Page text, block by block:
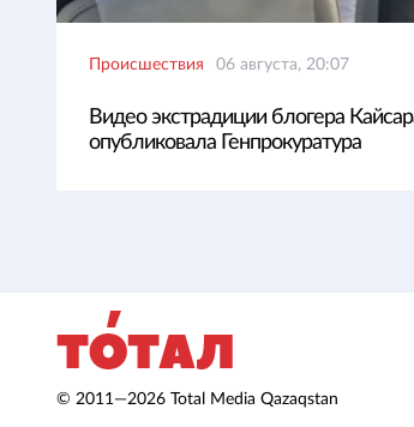
Происшествия 06 августа, 20:07
Видео экстрадиции блогера
опубликовала Генпрокуратура
© 2011—2026 Total Media Qazaqstan